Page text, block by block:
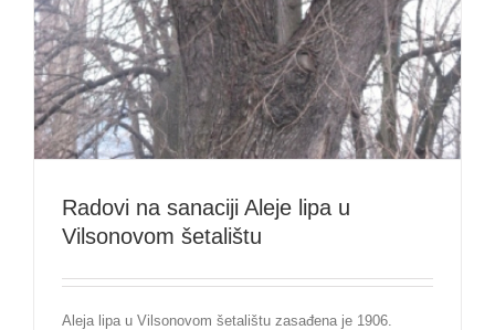
Radovi na sanaciji Aleje lipa u
Vilsonovom šetalištu
Aleja lipa u Vilsonovom šetalištu zasađena je 1906.